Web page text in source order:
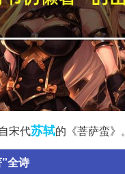
宋代苏轼的《菩萨蛮》。
全诗